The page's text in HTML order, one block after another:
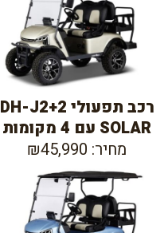
רכב תפעולי DH-J2+2
SOLAR עם 4 מקומות
מחיר: ₪45,990